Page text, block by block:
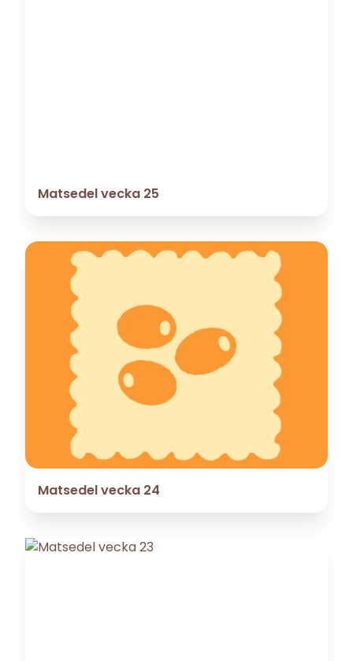
Matsedel vecka 25
Matsedel vecka 24